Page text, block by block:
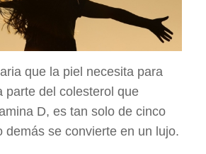
que la piel necesita para
parte del colesterol que
D, es tan solo de cinco
demás se convierte en un lujo.